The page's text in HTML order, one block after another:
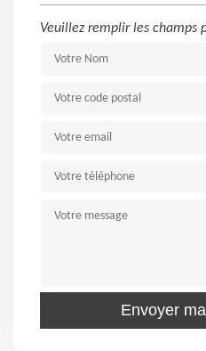
Veuillez remplir les champs